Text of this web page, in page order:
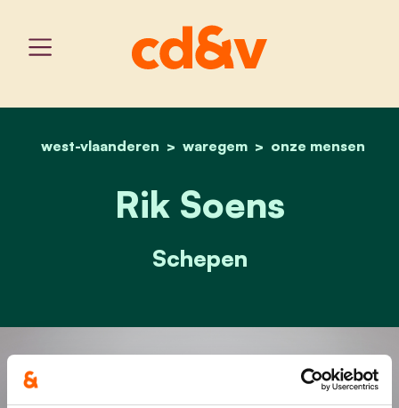
home
west-vlaanderen waregem onze mensen
rik soens
Rik Soens
Schepen